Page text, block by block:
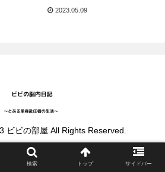
2023.05.09
ビビの部屋 All Rights Reserved.
検索 トップ サイドバー